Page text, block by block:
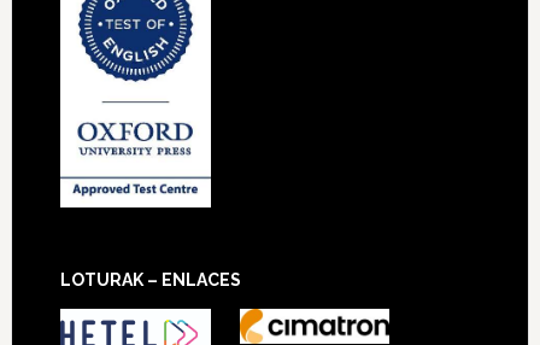
LOTURAK – ENLACES